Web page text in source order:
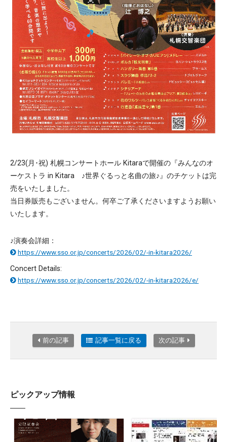
2/23(月･祝) 札幌コンサートホール Kitaraで開催の『みんなのオ
ーケストラ in Kitara ♪世界ぐるっと名曲の旅♪』のチケットは完
売をいたしました。
当日券販売もございません。何卒ご了承くださいますようお願い
いたします。
♪演奏会詳細：
https://www.sso.or.jp/concerts/2026/02/-in-kitara2026/
Concert Details:
https://www.sso.or.jp/concerts/2026/02/-in-kitara2026/e/
前の記事 記事一覧に戻る 次の記事
ピックアップ情報